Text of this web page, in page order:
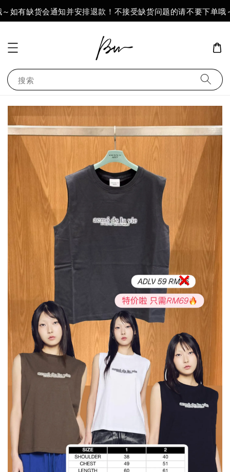
有缺货会通知并安排退款！不接受缺货问题的请不要下单哦～
搜索